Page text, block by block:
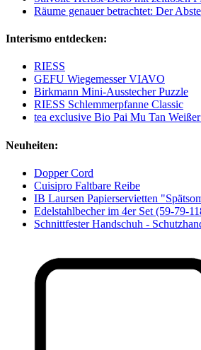
Räume genauer betrachtet: Der
Interismo entdecken:
RIESS
GEFU Wiegemesser VIAVO
Birkmann Mini-Ausstecher Puzzle
RIESS Schlemmerpfanne Classic
tea exclusive Bio Pai Mu Tan
Neuheiten:
Dopper Cord
Cuisipro Faltbare Reibe
IB Laursen Papierservietten
Edelstahlbecher im 4er Set (59-79-
Schnittfester Handschuh -